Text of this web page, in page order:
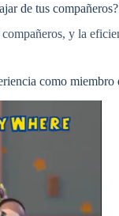
de tus compañeros?
y la
como miembro